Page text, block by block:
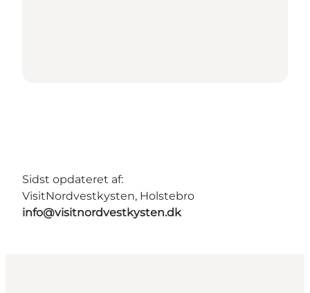
Sidst opdateret af:
VisitNordvestkysten, Holstebro
info@visitnordvestkysten.dk